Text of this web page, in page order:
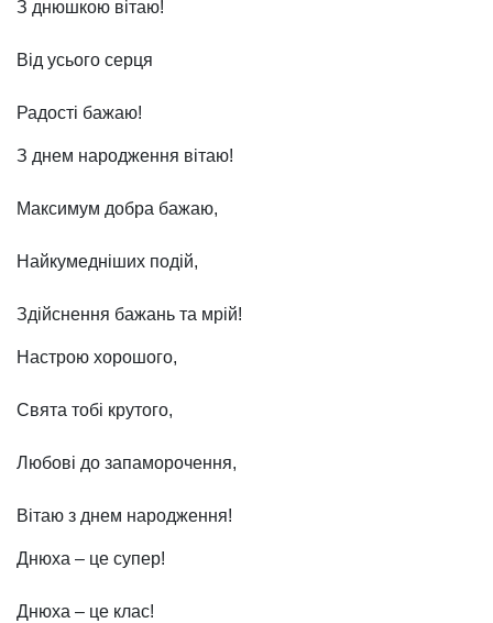
З днюшкою вітаю!
Від усього серця
Радості бажаю!
З днем народження вітаю!
Максимум добра бажаю,
Найкумедніших подій,
Здійснення бажань та мрій!
Настрою хорошого,
Свята тобі крутого,
Любові до запаморочення,
Вітаю з днем народження!
Днюха – це супер!
Днюха – це клас!